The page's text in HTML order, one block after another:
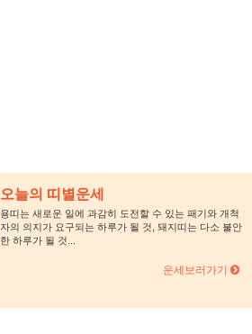
오늘의 띠별운세
용띠는 새로운 일에 과감히 도전할 수 있는 패기와 개척
자의 의지가 요구되는 하루가 될 것, 돼지띠는 다소 불안
한 하루가 될 것...
운세보러가기